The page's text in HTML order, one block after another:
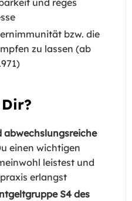
und reges
bzw. die
zu lassen (ab
abwechslungsreiche
einen wichtigen
leistest und
erlangst
S4 des